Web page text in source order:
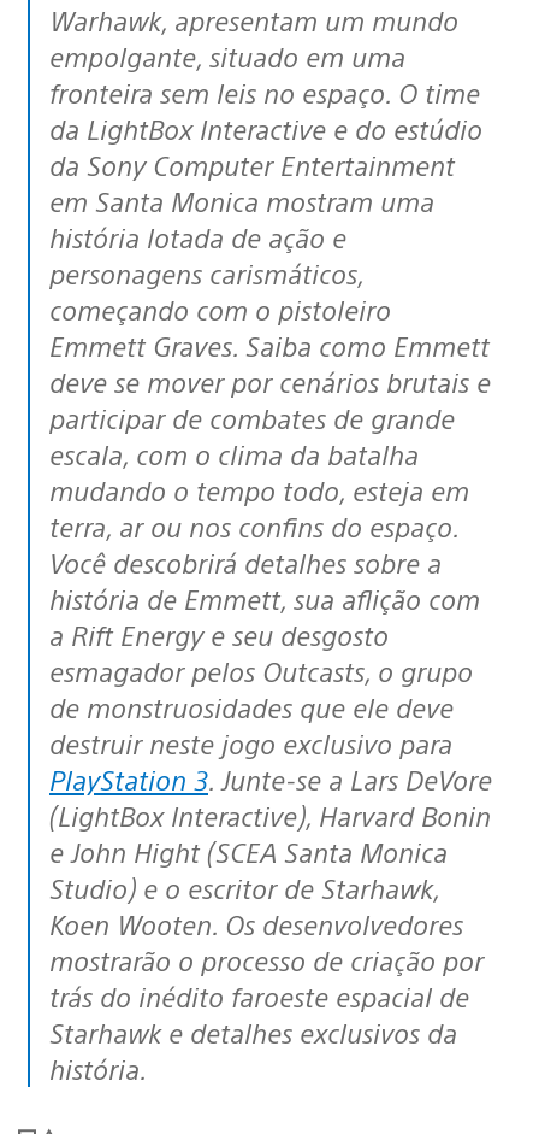
Warhawk, apresentam um mundo
empolgante, situado em uma
fronteira sem leis no espaço. O time
da LightBox Interactive e do estúdio
da Sony Computer Entertainment
em Santa Monica mostram uma
história lotada de ação e
personagens carismáticos,
começando com o pistoleiro
Emmett Graves. Saiba como Emmett
deve se mover por cenários brutais e
participar de combates de grande
escala, com o clima da batalha
mudando o tempo todo, esteja em
terra, ar ou nos confins do espaço.
Você descobrirá detalhes sobre a
história de Emmett, sua aflição com
a Rift Energy e seu desgosto
esmagador pelos Outcasts, o grupo
de monstruosidades que ele deve
destruir neste jogo exclusivo para
PlayStation 3. Junte-se a Lars DeVore
(LightBox Interactive), Harvard Bonin
e John Hight (SCEA Santa Monica
Studio) e o escritor de Starhawk,
Koen Wooten. Os desenvolvedores
mostrarão o processo de criação por
trás do inédito faroeste espacial de
Starhawk e detalhes exclusivos da
história.